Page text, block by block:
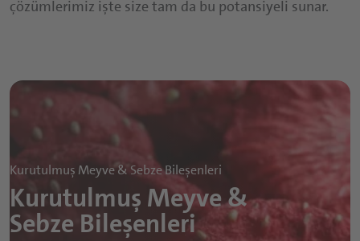
çözümlerimiz işte size tam da bu potansiyeli sunar.
Kurutulmuş Meyve & Sebze Bileşenleri
Kurutulmuş Meyve &
Sebze Bileşenleri